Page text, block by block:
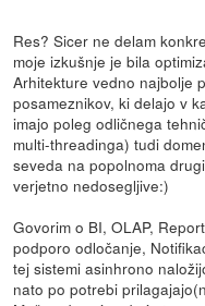
Res? Sicer ne delam
moje izkušnje je bila
Arhitekture vedno najbolje
posameznikov, ki delajo v
imajo poleg odličnega
multi-threadinga) tudi
seveda na popolnoma
verjetno nedosegljive:)
Govorim o BI, OLAP,
podporo odločanje,
tej sistemi asinhrono
nato po potrebi